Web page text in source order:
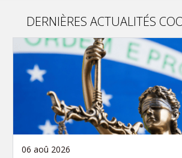
DERNIÈRES ACTUALITÉS
06 aoû 2026